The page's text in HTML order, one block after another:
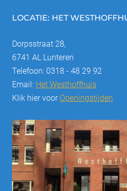
LOCATIE: HET
Dorpsstraat 28,
6741 AL Lunteren
Telefoon: 0318 - 48 29 92
Email: Het Westhoffhuis
Klik hier voor Openingstijden